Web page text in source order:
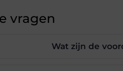
vragen
Wat zijn de